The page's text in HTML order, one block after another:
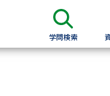
学問検索